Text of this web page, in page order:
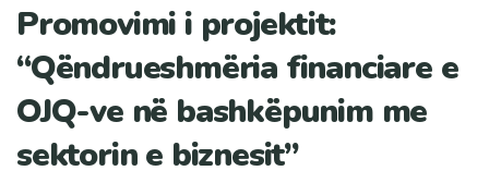
Promovimi i projektit:
“Qëndrueshmëria financiare e
OJQ-ve në bashkëpunim me
sektorin e biznesit”